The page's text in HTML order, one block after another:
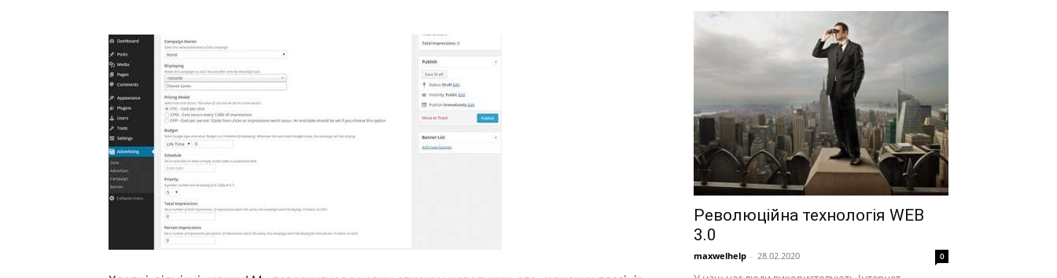
Революційна технологія WEB
3.0
maxwelhelp - 28.02.2020 0